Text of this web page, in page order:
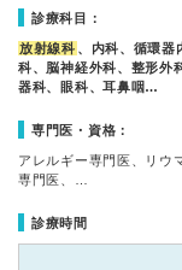
診療科目：
放射線科 、内科、循環器
科、脳神経外科、整形外
器科、眼科、耳鼻咽…
専門医・資格：
アレルギー専門医、リウ
専門医、…
診療時間